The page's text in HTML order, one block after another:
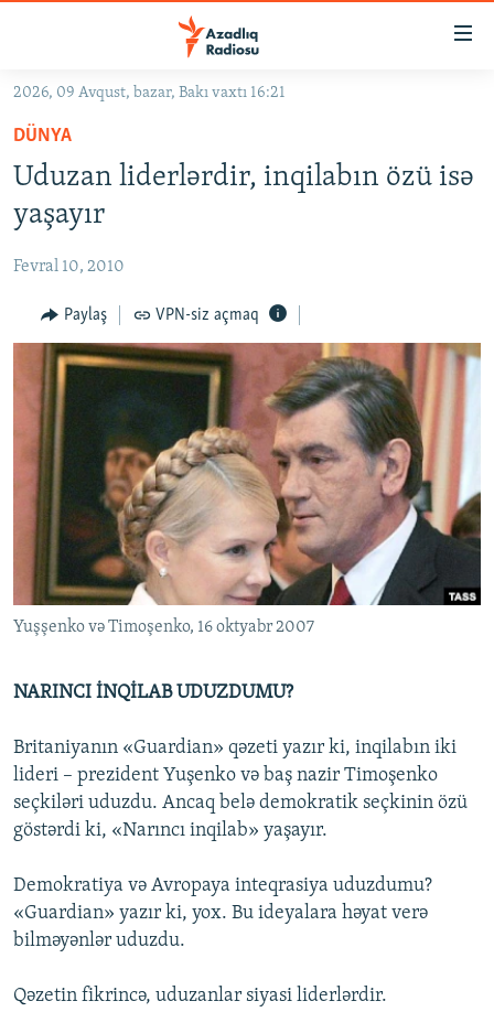
Əsas
qayıt
Əsas
qayıt
Axtarışa
#İZAHLA
#ƏSLINDƏ
FƏRQƏ BAX
QANUNI DOĞRU
ARAŞDIRMA
MULTIMEDIA
FOTOQALEREYA
İNFOQRAFIKA
KARIKATURA
RADIO ARXIV
AZƏRBAYCAN ƏDƏBIYYATI KITABXANASI
İSLAM VƏ DEMOKRATIYA
İZ - MƏDƏNIYYƏT PROQRAMI
HAQQIMIZDA
MISSIYAMIZ
PEŞƏ ETIKASI VƏ JURNALISTIKA STANDARTLARIMIZ
MATERIALLARIMIZDAN ISTIFADƏ
AZADLIQRADIOSU MOBIL TELEFONUNUZDA
BIZI IZLƏ
RFE/RL-in bütün saytları
2026, 09 Avqust, bazar, Bakı vaxtı 16:21
DÜNYA
Uduzan liderlərdir, inqilabın özü isə
yaşayır
Fevral 10, 2010
Paylaş VPN-siz açmaq
Yuşşenko və Timoşenko, 16 oktyabr 2007
NARINCI İNQİLAB UDUZDUMU?
Britaniyanın «Guardian» qəzeti yazır ki, inqilabın iki
lideri – prezident Yuşenko və baş nazir Timoşenko
seçkiləri uduzdu. Ancaq belə demokratik seçkinin özü
göstərdi ki, «Narıncı inqilab» yaşayır.
Demokratiya və Avropaya inteqrasiya uduzdumu?
«Guardian» yazır ki, yox. Bu ideyalara həyat verə
bilməyənlər uduzdu.
Qəzetin fikrincə, uduzanlar siyasi liderlərdir.